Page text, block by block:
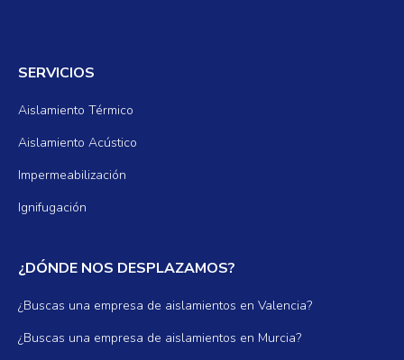
SERVICIOS
Aislamiento Térmico
Aislamiento Acústico
Impermeabilización
Ignifugación
¿DÓNDE NOS DESPLAZAMOS?
¿Buscas una empresa de aislamientos en Valencia?
¿Buscas una empresa de aislamientos en Murcia?